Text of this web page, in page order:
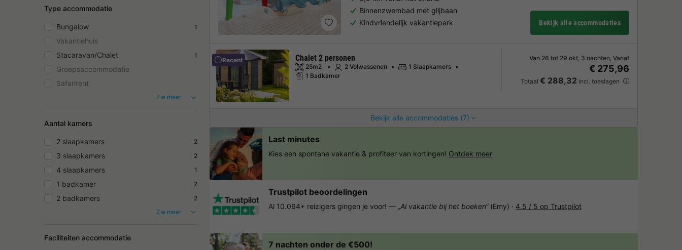
Type accommodatie
Bungalow 1
Vakantiehuis
Stacaravan/Chalet
1
Groepsaccommodatie
Safaritent
Zie meer
Aantal kamers
2 slaapkamers 2
3 slaapkamers 2
4 slaapkamers 1
1 badkamer 2
2 badkamers
2
Zie meer
Faciliteiten accommodatie
Binnenzwembad met glijbaan
Kindvriendelijk vakantiepark
Bekijk alle accommodaties
Bekijk alle accommodaties (7)
Recent Chalet 2 personen
25m2 2 Volwassenen
1 Slaapkamers
1 Badkamer
Van 26 tot 29 okt, 3 nachten, Vanaf
€ 275,96
Totaal € 288,32 incl. toeslagen
Last minutes
Kies een spontane vakantie & profiteer van kortingen! Ontdek meer
Trustpilot beoordelingen
Al 10.064+ reizigers gingen je voor! — „Al vakantie bij het boeken“(Emy) · 4.5 / 5 op Trustpilot
7 nachten onder de €500!